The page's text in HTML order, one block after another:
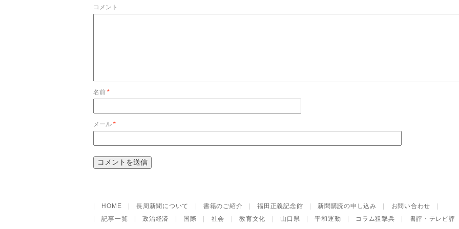
コメント
名前 *
メール *
HOME |長周新聞について |書籍のご紹介 |福田正義記念館 新聞購読の申し込み お問い合わせ
|記事一覧 |政治経済 国際 社会 |教育文化 山口県 |平和運動 コラム狙撃兵 書評・テレビ評